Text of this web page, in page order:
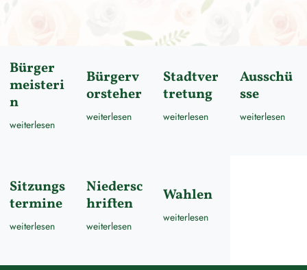
Bürger
meisteri
n
weiterlesen
Bürgerv
orsteher
weiterlesen
Stadtver
tretung
weiterlesen
Ausschü
sse
weiterlesen
Sitzungs
termine
weiterlesen
Niedersc
hriften
weiterlesen
Wahlen
weiterlesen